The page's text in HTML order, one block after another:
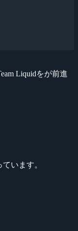
Liquidをが前進
います。